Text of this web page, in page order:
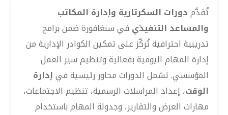
تُقدَّمدورات السكرتارية وإدارة المكاتب
والمساعد التنفيذي في سنغافورة ضمن برامج
تدريبية احترافية تُركّز على تمكين الكوادر الإدارية من
إدارة المهام اليومية بفعالية وتنظيم سير العمل
المؤسسي. تشمل الدورات محاور رئيسية فيإدارة
الوقت، إعداد المراسلات الرسمية، تنظيم الاجتماعات،
مهارات العرض والتقارير، وجدولة المهام باستخدام